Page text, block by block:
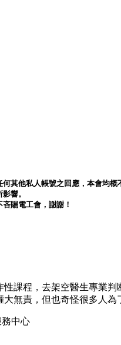
其他私人帳號之回應，本會均概
響。
賜電工會，謝謝！
課程，去架空醫生專業
無責，但也奇怪很多人
務中心